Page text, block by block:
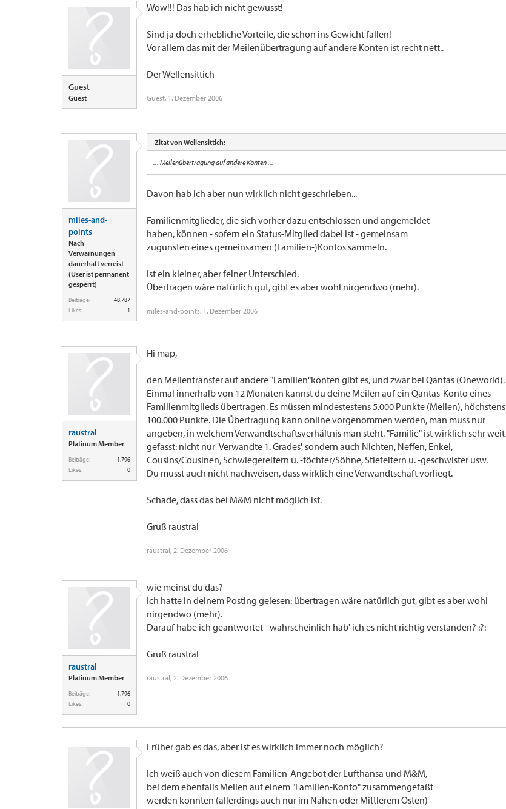
Guest
Guest
Wow!!! Das hab ich nicht gewusst!
Sind ja doch erhebliche Vorteile, die schon ins Gewicht fallen!
Vor allem das mit der Meilenübertragung auf andere Konten ist recht nett..
Der Wellensittich
Guest, 1. Dezember 2006
miles-and-
points
Nach
Verwarnungen
dauerhaft verreist
(User ist permanent
gesperrt)
Beiträge:
48.787
Likes:
1
Zitat von Wellensittich:
... Meilenübertragung auf andere Konten ...
Davon hab ich aber nun wirklich nicht geschrieben...
Familienmitglieder, die sich vorher dazu entschlossen und angemeldet
haben, können - sofern ein Status-Mitglied dabei ist - gemeinsam
zugunsten eines gemeinsamen (Familien-)Kontos sammeln.
Ist ein kleiner, aber feiner Unterschied.
Übertragen wäre natürlich gut, gibt es aber wohl nirgendwo (mehr).
miles-and-points, 1. Dezember 2006
raustral
Platinum Member
Beiträge:
1.796
Likes:
0
Hi map,
den Meilentransfer auf andere "Familien"konten gibt es, und zwar bei Qantas (Oneworld).
Einmal innerhalb von 12 Monaten kannst du deine Meilen auf ein Qantas-Konto eines
Familienmitglieds übertragen. Es müssen mindestestens 5.000 Punkte (Meilen), höchstens
100.000 Punkte. Die Übertragung kann online vorgenommen werden, man muss nur
angeben, in welchem Verwandtschaftsverhältnis man steht. "Familie" ist wirklich sehr weit
gefasst: nicht nur 'Verwandte 1. Grades', sondern auch Nichten, Neffen, Enkel,
Cousins/Cousinen, Schwiegereltern u. -töchter/Söhne, Stiefeltern u. -geschwister usw.
Du musst auch nicht nachweisen, dass wirklich eine Verwandtschaft vorliegt.
Schade, dass das bei M&M nicht möglich ist.
Gruß raustral
raustral, 2. Dezember 2006
raustral
Platinum Member
Beiträge:
1.796
Likes:
0
wie meinst du das?
Ich hatte in deinem Posting gelesen: übertragen wäre natürlich gut, gibt es aber wohl
nirgendwo (mehr).
Darauf habe ich geantwortet - wahrscheinlich hab' ich es nicht richtig verstanden? :?:
Gruß raustral
raustral, 2. Dezember 2006
Früher gab es das, aber ist es wirklich immer noch möglich?
Ich weiß auch von diesem Familien-Angebot der Lufthansa und M&M,
bei dem ebenfalls Meilen auf einem "Familien-Konto" zusammengefaßt
werden konnten (allerdings auch nur im Nahen oder Mittlerem Osten) -